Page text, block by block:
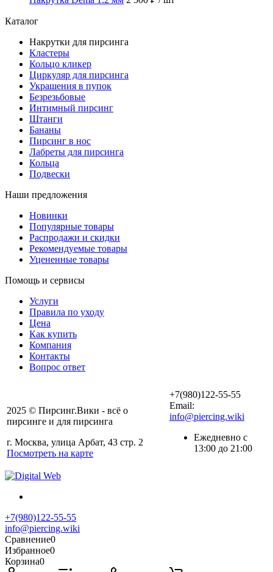
Каталог
Накрутки для пирсинга
Кластеры
Кольцо кликер
Циркуляр для пирсинга
Украшения в пупок
Безрезьбовые
Интимный пирсинг
Штанги
Бананы
Пирсинг в нос
Лабреты для пирсинга
Кольца
Подвески
Наши предложения
Новинки
Популярные товары
Распродажи и скидки
Рекомендуемые товары
Уцененные товары
Помощь и сервисы
Услуги
Правила по уходу
Цена
Как купить
Компания
Контакты
Вопрос ответ
2025 © Пирсинг.Вики - всё о
пирсинге и для пирсинга
г. Москва, улица Арбат, 43 стр. 2
Посмотреть на карте
+7(980)122-55-55
Email:
info@piercing.wiki
Ежедневно с
13:00 до 21:00
+7(980)122-55-55
info@piercing.wiki
Сравнение0
Избранное0
Корзина0